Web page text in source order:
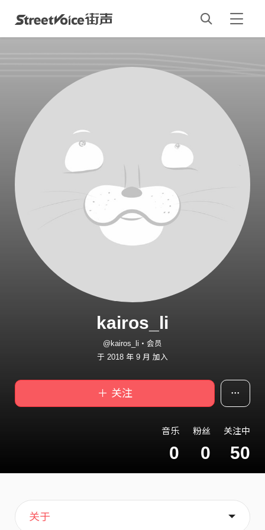
kairos_li
@kairos_li・会员
于 2018 年 9 月 加入
＋ 关注
音乐
0
粉丝
0
关注中
50
主页
歌单
喜欢
关于